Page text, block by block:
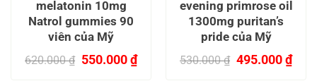
melatonin 10mg
Natrol gummies 90
viên của Mỹ
620.000₫ Giá
550.000₫Giá
hiện
evening primrose oil
1300mg puritan’s
pride của Mỹ
530.000₫ Giá
495.000₫Giá
hiện